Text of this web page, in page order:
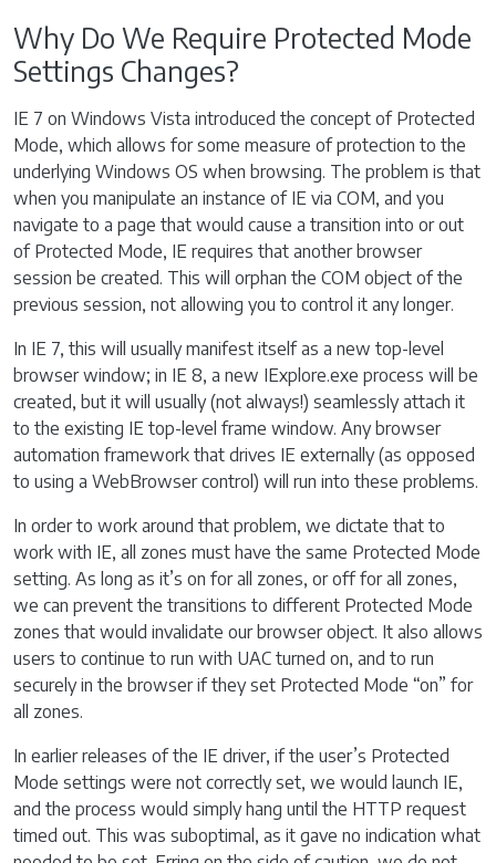
Why Do We Require Protected Mode
Settings Changes?
IE 7 on Windows Vista introduced the concept of Protected
Mode, which allows for some measure of protection to the
underlying Windows OS when browsing. The problem is that
when you manipulate an instance of IE via COM, and you
navigate to a page that would cause a transition into or out
of Protected Mode, IE requires that another browser
session be created. This will orphan the COM object of the
previous session, not allowing you to control it any longer.
In IE 7, this will usually manifest itself as a new top-level
browser window; in IE 8, a new IExplore.exe process will be
created, but it will usually (not always!) seamlessly attach it
to the existing IE top-level frame window. Any browser
automation framework that drives IE externally (as opposed
to using a WebBrowser control) will run into these problems.
In order to work around that problem, we dictate that to
work with IE, all zones must have the same Protected Mode
setting. As long as it’s on for all zones, or off for all zones,
we can prevent the transitions to different Protected Mode
zones that would invalidate our browser object. It also allows
users to continue to run with UAC turned on, and to run
securely in the browser if they set Protected Mode “on” for
all zones.
In earlier releases of the IE driver, if the user’s Protected
Mode settings were not correctly set, we would launch IE,
and the process would simply hang until the HTTP request
timed out. This was suboptimal, as it gave no indication what